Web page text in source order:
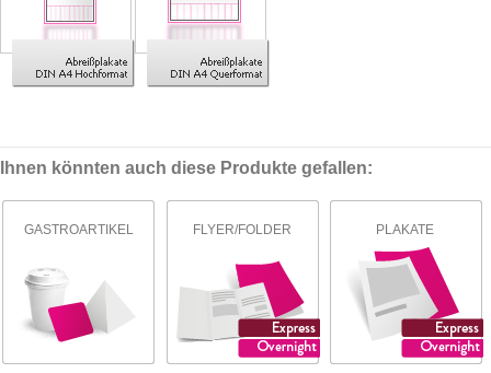
Ihnen könnten auch diese Produkte gefallen:
GASTROARTIKEL FLYER/FOLDER PLAKATE